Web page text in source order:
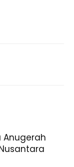
Anugerah